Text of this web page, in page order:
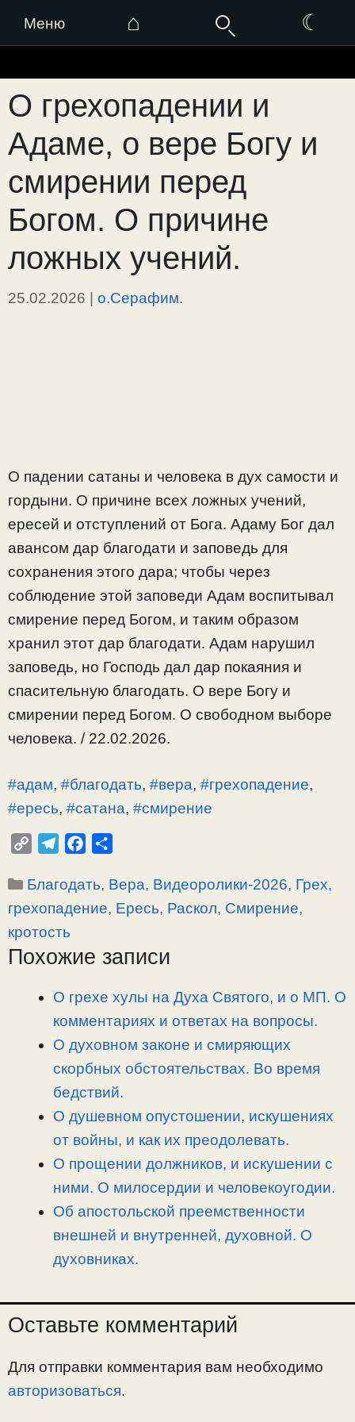
Меню ⌂ ☾
к
содержимому
О грехопадении и
Адаме, о вере Богу и
смирении перед
Богом. О причине
ложных учений.
25.02.2026 | о.Серафим.
О падении сатаны и человека в дух самости и
гордыни. О причине всех ложных учений,
ересей и отступлений от Бога. Адаму Бог дал
авансом дар благодати и заповедь для
сохранения этого дара; чтобы через
соблюдение этой заповеди Адам воспитывал
смирение перед Богом, и таким образом
хранил этот дар благодати. Адам нарушил
заповедь, но Господь дал дар покаяния и
спасительную благодать. О вере Богу и
смирении перед Богом. О свободном выборе
человека. / 22.02.2026.
#адам, #благодать, #вера, #грехопадение,
#ересь, #сатана, #смирение
p
y
n
l
e
a
c
e
o
п
р
и
Рубрики
Благодать, Вера, Видеоролики-2026, Грех,
грехопадение, Ересь, Раскол, Смирение,
кротость
Похожие записи
О грехе хулы на Духа Святого, и о МП. О
комментариях и ответах на вопросы.
О духовном законе и смиряющих
скорбных обстоятельствах. Во время
бедствий.
О душевном опустошении, искушениях
от войны, и как их преодолевать.
О прощении должников, и искушении с
ними. О милосердии и человекоугодии.
Об апостольской преемственности
внешней и внутренней, духовной. О
духовниках.
Оставьте комментарий
Для отправки комментария вам необходимо
авторизоваться.